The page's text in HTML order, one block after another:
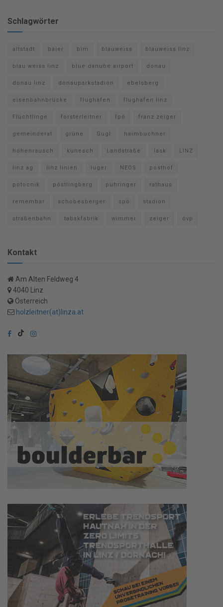
Schlagwörter
altstadt baier bim blauweiss blauweiss linz
blau weiss linz blue danube airport donau
donau linz donauparkstadion ebelsberg
eisenbahnbrücke flughafen flughafen linz
Flüchtlinge forsterleitner fpö franz zeiger
gemeinderat grüne Gugl haimbuchner
höhenrausch kunesch Landstraße lask LINZ
linz ag linz linien luger NEOS posthof
potocnik pöstlingberg pühringer rathaus
remembar schobesberger spö stadion
straßenbahn tabakfabrik wimmer zeiger övp
Kontakt
Am Alten Feldweg 4
4040 Linz
Österreich
holzleitner(at)linza.at